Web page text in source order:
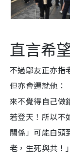
直言希
不過鄔友正亦指
但亦會遷就他：
來不覺得自己做
若登天！所以不
關係」可能白頭
老，生死與共！」